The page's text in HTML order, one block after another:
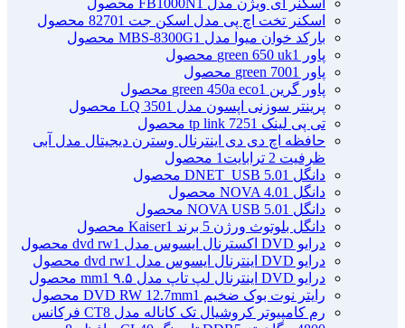
اسکنر تخت اچ پی مدل اسکن جت 8270 1 محصول
بارکد خوان میوا مدل MBS-8300G 1 محصول
پاور green 650 uk
1 محصول
پاور green 700
1 محصول
پاور گرین green 450a eco 1 محصول
پرینتر سوزنی اپسون مدل LQ 350 1 محصول
تی پی لینک tp link 725 1 محصول
حافظه اچ دی دی اینترنال وسترن دیجیتال مدل آبی
ظرفیت 2 ترابایت
1 محصول
دانگل DNET_USB 5.0 1 محصول
دانگل NOVA 4.0 1 محصول
دانگل NOVA USB 5.0 1 محصول
دانگل بلوتوث ورژن 5 برند Kaiser
1 محصول
درایو DVD اکسترنال ایسوس مدل dvd rw
1 محصول
درایو DVD اینترنال ایسوس مدل dvd rw
1 محصول
درایو DVD اینترنال لپ تاپ مدل ۹.۵ mm
1 محصول
رایتر نوت بوک ضخیم DVD RW 12.7mm 1 محصول
رم کامپیوتر کروشیال تک کاناله مدل CT8 فرکانس